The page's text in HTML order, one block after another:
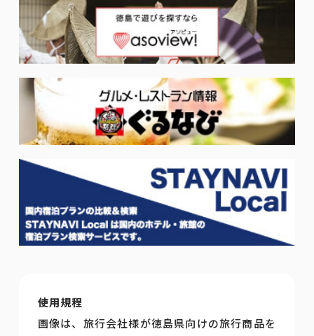
使用規程
画像は、旅行会社様が徳島県向けの旅行商品を